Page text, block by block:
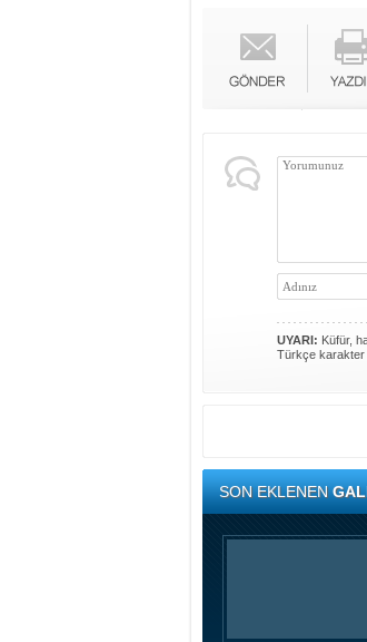
UYARI: Küfür,
Türkçe karakter
SON EKLENEN